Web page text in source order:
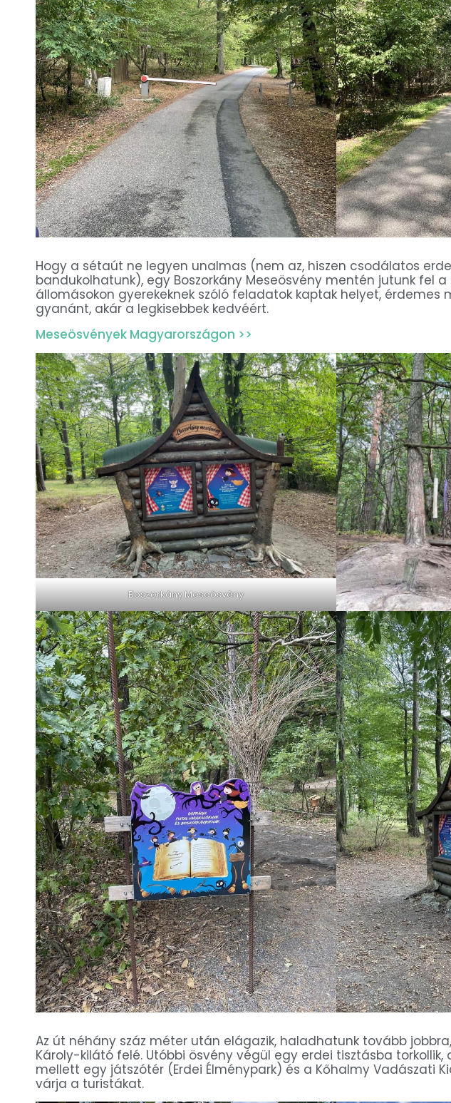
Hogy a sétaút ne legyen unalmas (nem az, hiszen csodálatos
bandukolhatunk), egy Boszorkány Meseösvény mentén jutunk fel a
állomásokon gyerekeknek szóló feladatok kaptak helyet,
gyanánt, akár a legkisebbek kedvéért.
Meseösvények Magyarországon >>
Boszorkány Meseösvény
Az út néhány száz méter után elágazik, haladhatunk tovább
Károly-kilátó felé. Utóbbi ösvény végül egy erdei tisztásba torkollik,
mellett egy játszótér (Erdei Élménypark) és a Kőhalmy Vadászati
várja a turistákat.